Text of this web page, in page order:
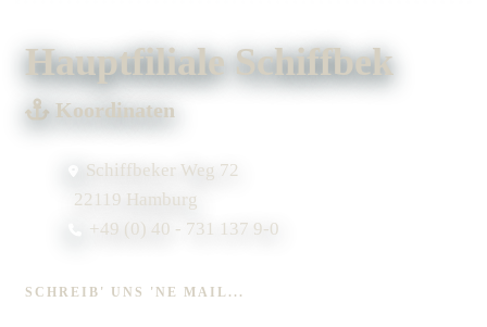
Hauptfiliale Schiffbek
Koordinaten
Schiffbeker Weg 72
22119 Hamburg
+49 (0) 40 - 731 137 9-0
SCHREIB' UNS 'NE MAIL...